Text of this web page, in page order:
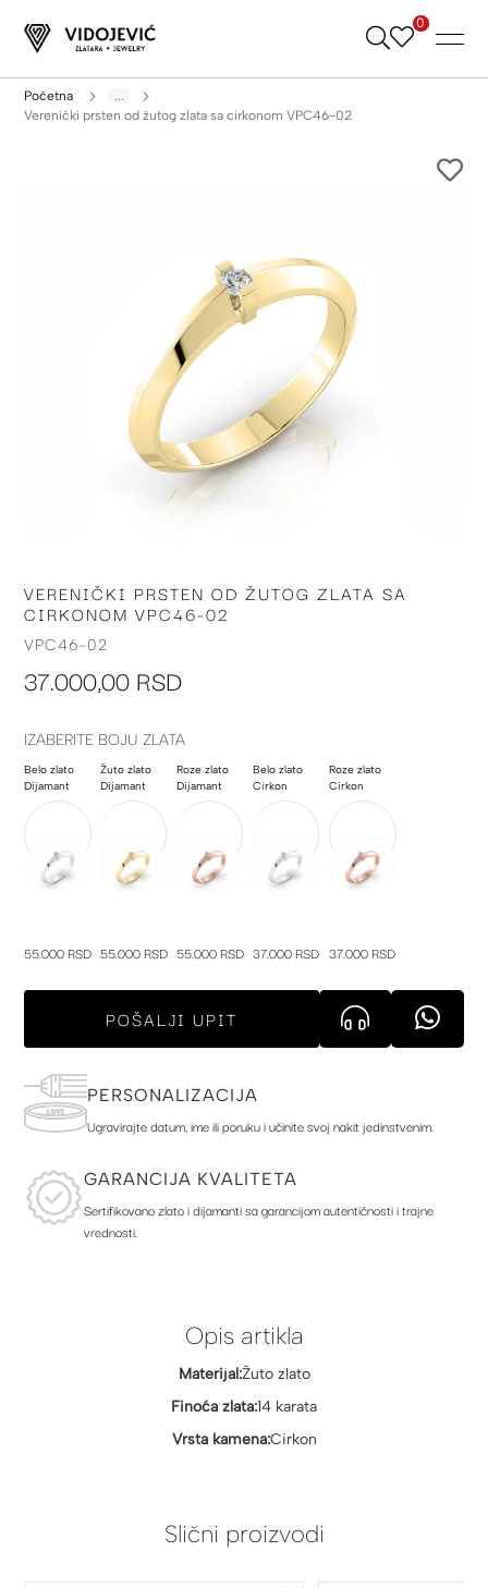
Skip
0
Početna
...
Verenički prsten od žutog zlata sa cirkonom VPC46-02
Skip
to
the
of
gallery
VERENIČKI PRSTEN OD ŽUTOG ZLATA SA
CIRKONOM VPC46-02
VPC46-02
37.000,00 RSD
IZABERITE BOJU ZLATA
Belo zlato
Dijamant
55.000 RSD
Žuto zlato
Dijamant
55.000 RSD
Roze zlato
Dijamant
55.000 RSD
Belo zlato
Cirkon
37.000 RSD
Roze zlato
Cirkon
37.000 RSD
POŠALJI UPIT
PERSONALIZACIJA
Ugravirajte datum, ime ili poruku i učinite svoj nakit jedinstvenim.
GARANCIJA KVALITETA
Sertifikovano zlato i dijamanti sa garancijom autentičnosti i trajne
vrednosti.
Opis artikla
Materijal:Žuto zlato
Finoća zlata:14 karata
Vrsta kamena:Cirkon
Slični proizvodi